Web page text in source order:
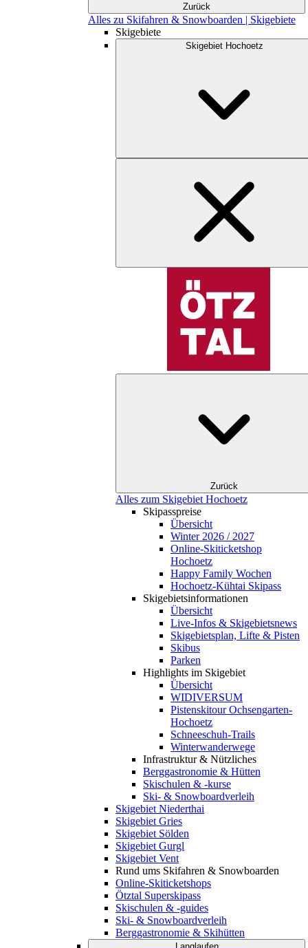
Zurück
Alles zu Skifahren & Snowboarden | Skigebiete
Skigebiete
Skigebiet Hochoetz
Zurück
Alles zum Skigebiet Hochoetz
Skipasspreise
Übersicht
Winter 2026 / 2027
Online-Skiticketshop
Hochoetz
Happy Family Wochen
Hochoetz-Kühtai Skipass
Skigebietsinformationen
Übersicht
Live-Infos & Skigebietsnews
Skigebietsplan, Lifte & Pisten
Skibus
Parken
Highlights im Skigebiet
Übersicht
WIDIVERSUM
Pistenskitour Ochsengarten-
Hochoetz
Schneeschuh-Trails
Winterwanderwege
Infrastruktur & Nützliches
Berggastronomie & Hütten
Skischulen & -kurse
Ski- & Snowboardverleih
Skigebiet Niederthai
Skigebiet Gries
Skigebiet Sölden
Skigebiet Gurgl
Skigebiet Vent
Rund ums Skifahren & Snowboarden
Online-Skiticketshops
Ötztal Superskipass
Skischulen & -guides
Ski- & Snowboardverleih
Berggastronomie & Skihütten